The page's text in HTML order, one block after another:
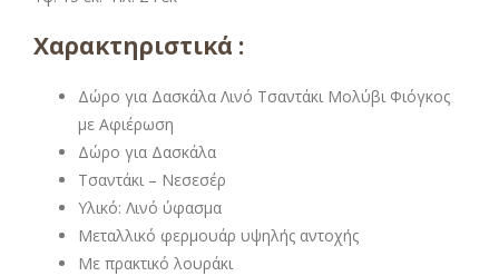
Χαρακτηριστικά :
Δώρο για Δασκάλα Λινό Τσαντάκι Μολύβι Φιόγκος
με Αφιέρωση
Δώρο για Δασκάλα
Τσαντάκι – Νεσεσέρ
Υλικό: Λινό ύφασμα
Μεταλλικό φερμουάρ υψηλής αντοχής
Με πρακτικό λουράκι